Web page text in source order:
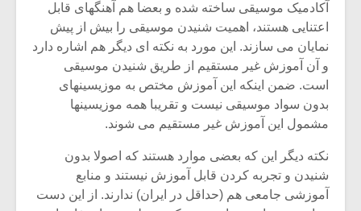
آکادمیک موسیقی ساخته شده و بعضا هم آهنگهای قابل
اعتنایی هستند، اهمیت شنیدن موسیقی را بیش از پیش
نمایان می سازند. این مورد به نکته ای دیگر هم اشاره دارد
و آن آموزش غیر مستقیم از طریق شنیدن موسیقی
است. ضمن اینکه این آموزش مختص به موزیسینهای
بدون سواد موسیقی نیست و تقریبا همه موزیسینها
مشمول این آموزش غیر مستقیم می شوند.
نکته دیگر این که بعضی موارد هستند که اصولا بدون
شنیدن و تجربه کردن قابل آموزش نیستند و منابع
آموزشی جامعی هم (حداقل در ایران) ندارند. از این دست